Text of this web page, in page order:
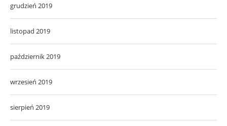
grudzień 2019
listopad 2019
październik 2019
wrzesień 2019
sierpień 2019